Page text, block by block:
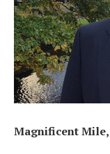
Magnificent